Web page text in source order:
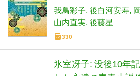
ュート集
我鳥彩子 後白河安寿
山内直実 後藤星
330
氷室冴子: 没後10年